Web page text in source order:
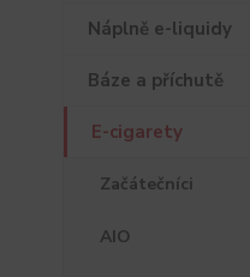
Náplně e-liquidy
Báze a příchutě
E-cigarety
Začátečníci
AIO